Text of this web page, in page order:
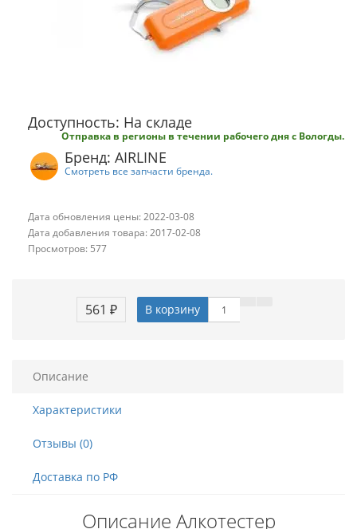
Доступность: На складе
Отправка в регионы в течении рабочего дня с Вологды.
Бренд: AIRLINE
Смотреть все запчасти бренда.
Дата обновления цены: 2022-03-08
Дата добавления товара: 2017-02-08
Просмотров: 577
561 ₽ В корзину
Описание
Характеристики
Отзывы (0)
Доставка по РФ
Описание Алкотестер